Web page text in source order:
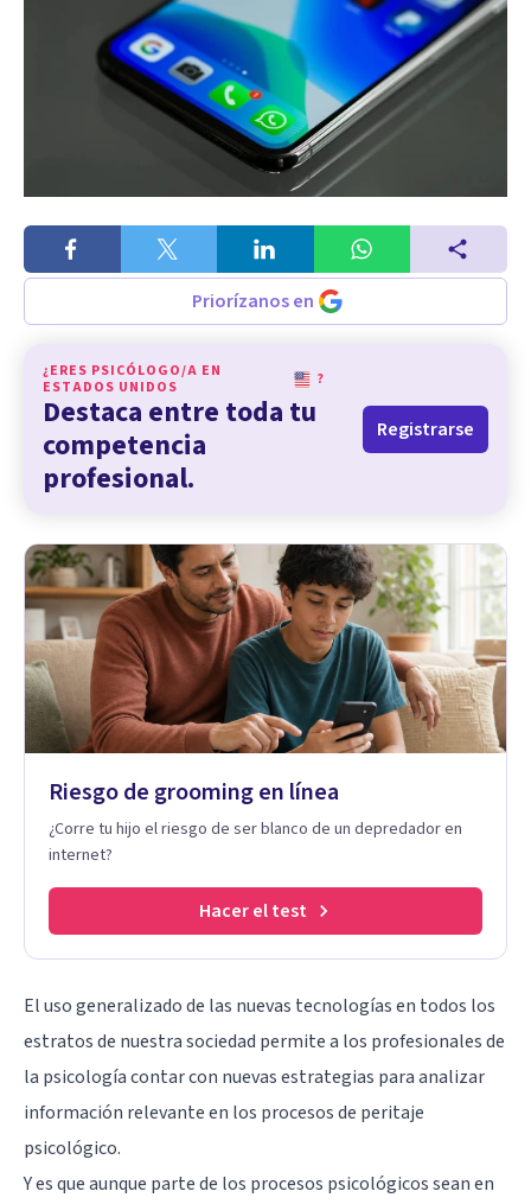
Priorízanos en
¿ERES PSICÓLOGO/A EN
ESTADOS UNIDOS
?
Destaca entre toda tu
competencia
profesional.
Registrarse
Riesgo de grooming en línea
¿Corre tu hijo el riesgo de ser blanco de un depredador en
internet?
Hacer el test
El uso generalizado de las nuevas tecnologías en todos los
estratos de nuestra sociedad permite a los profesionales de
la psicología contar con nuevas estrategias para analizar
información relevante en los procesos de peritaje
psicológico.
Y es que aunque parte de los procesos psicológicos sean en